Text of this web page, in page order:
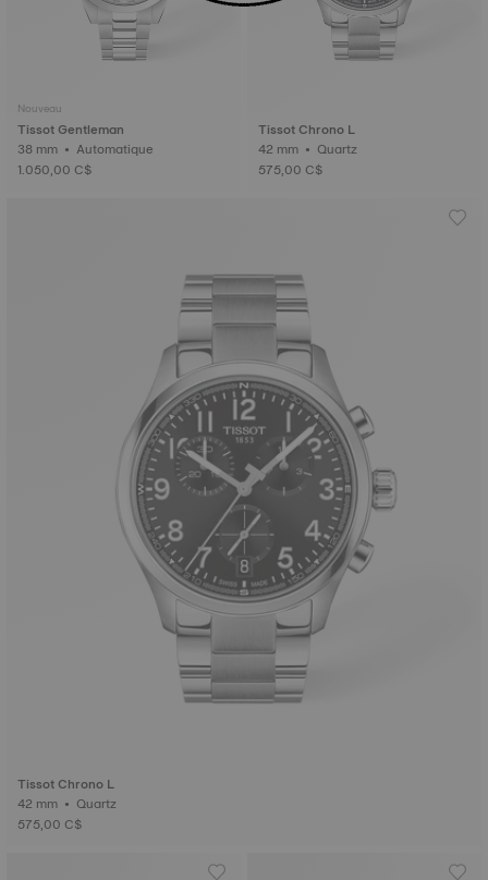
Nouveau
Tissot Gentleman
38 mm • Automatique
1.050,00 C$
Tissot Chrono L
42 mm • Quartz
575,00 C$
Tissot Chrono L
42 mm • Quartz
575,00 C$